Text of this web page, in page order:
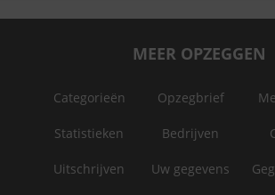
MEER OPZEGGEN
Categorieën Opzegbrief
Statistieken Bedrijven
Uitschrijven Uw gegevens